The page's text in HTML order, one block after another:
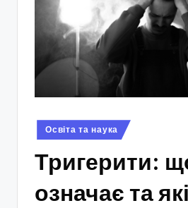
Опубліковано
у
Освіта та наука
Тригерити:
означає та